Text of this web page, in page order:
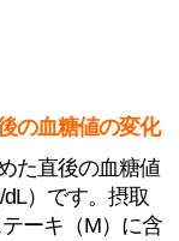
の血糖値の変化
た直後の血糖値
）です。摂取
ーキ（M）に含